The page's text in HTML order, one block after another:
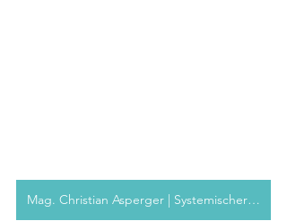
Mag. Christian Asperger | Systemischer Psychotherapeut